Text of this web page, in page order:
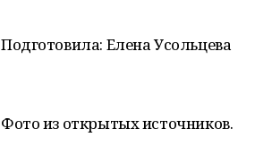
Подготовила: Елена Усольцева
Фото из открытых источников.